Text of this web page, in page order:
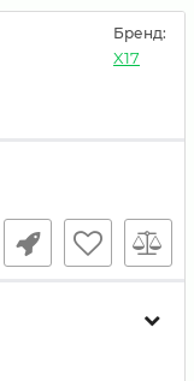
Бренд:
X17